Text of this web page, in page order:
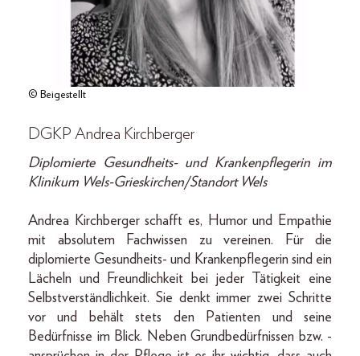
© Beigestellt
DGKP Andrea Kirchberger
Diplomierte Gesundheits- und Krankenpflegerin im
Klinikum Wels-Grieskirchen/Standort Wels
Andrea Kirchberger schafft es, Humor und Empathie
mit absolutem Fachwissen zu vereinen. Für die
diplomierte Gesundheits- und Krankenpflegerin sind ein
Lächeln und Freundlichkeit bei jeder Tätigkeit eine
Selbstverständlichkeit. Sie denkt immer zwei Schritte
vor und behält stets den Patienten und seine
Bedürfnisse im Blick. Neben Grundbedürfnissen bzw. -